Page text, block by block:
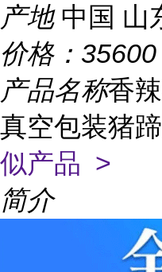
产地 中国 山
价格： 35600
产品名称香
真空包装猪
似产品 >
简介